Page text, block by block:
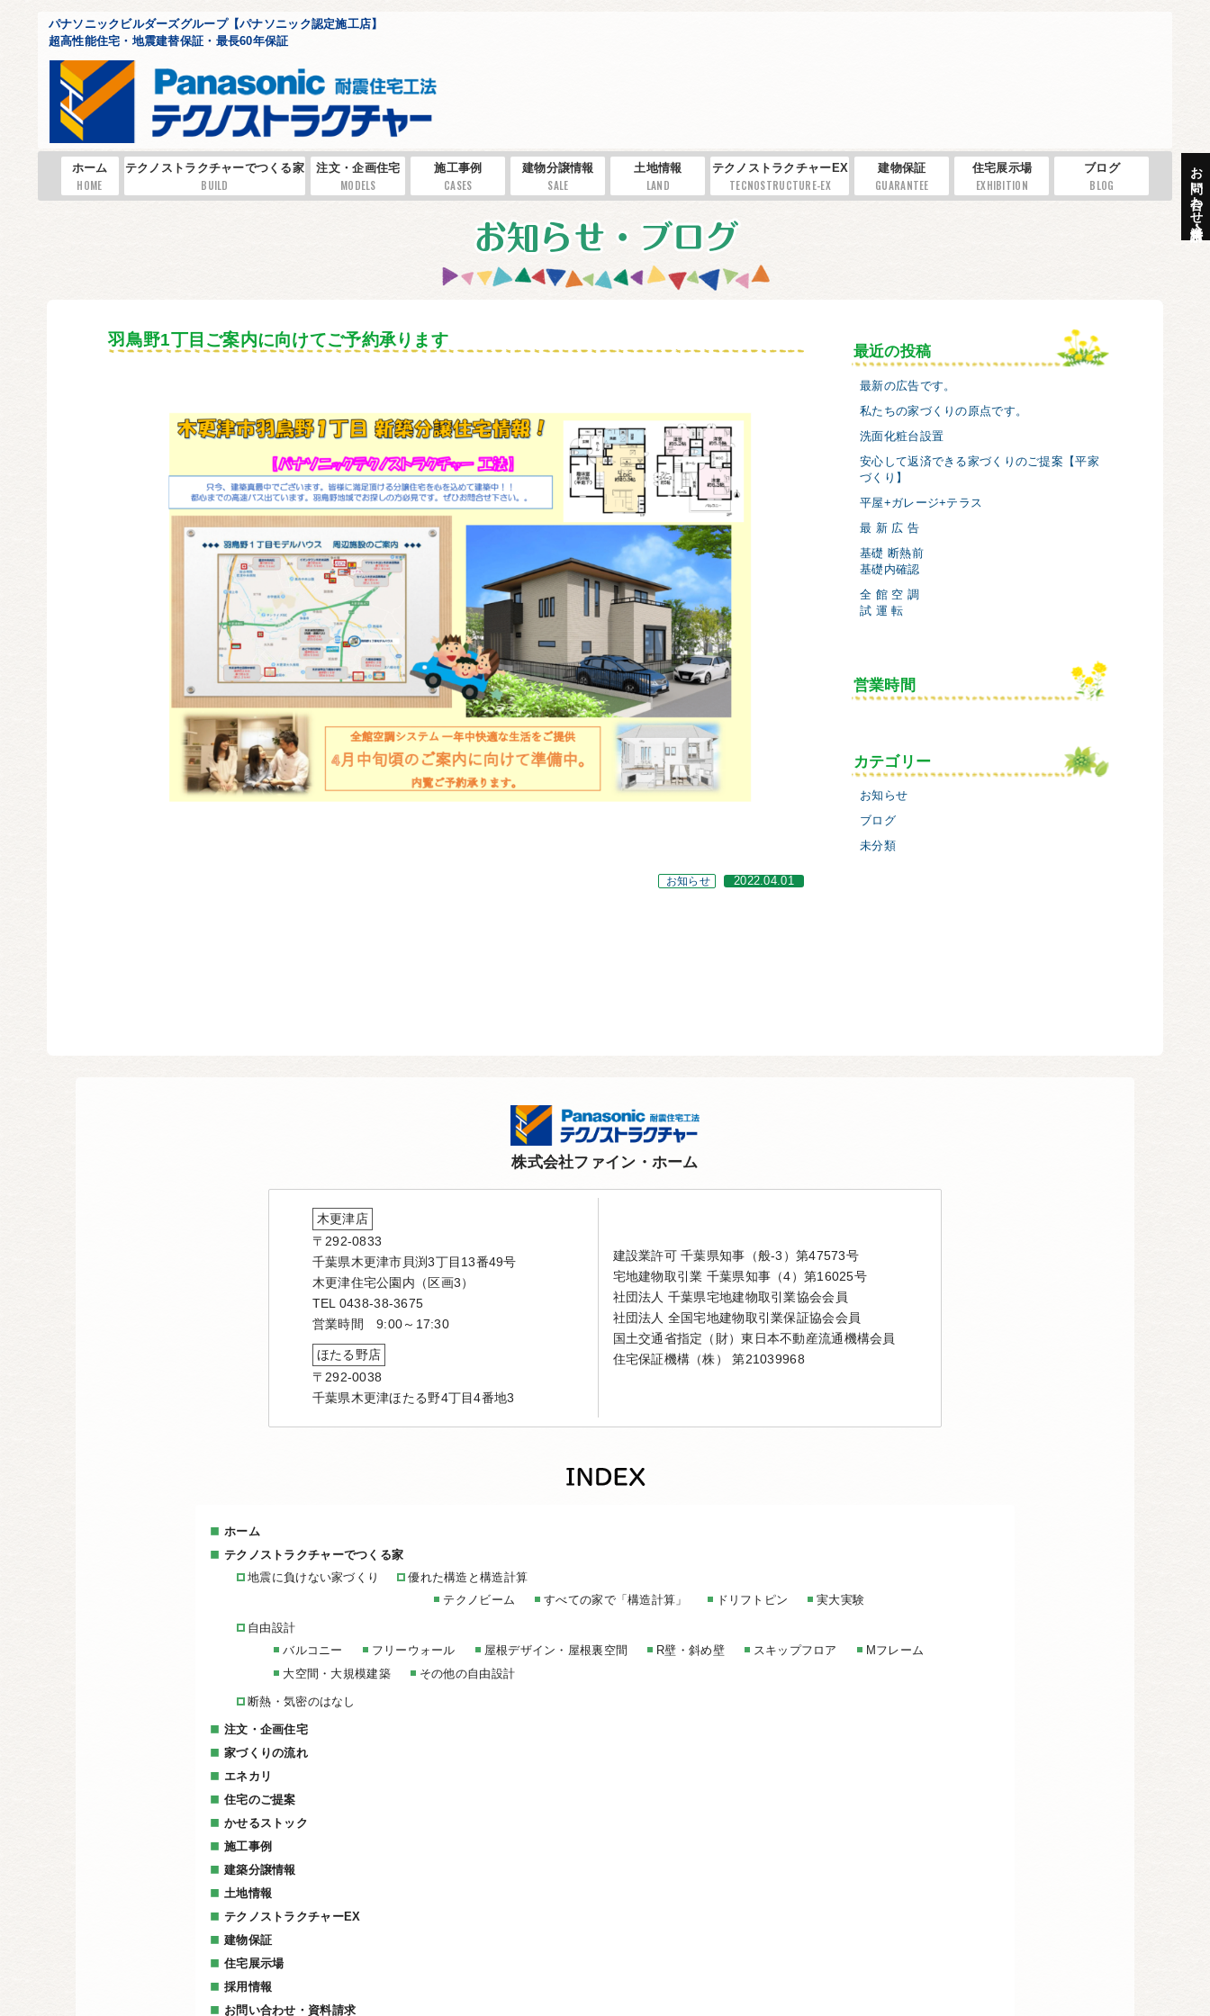
お問い合わせ・資料請求
パナソニックビルダーズグループ【パナソニック認定施工店】
超高性能住宅・地震建替保証・最長60年保証
ホーム
HOME
テクノストラクチャーでつくる家
BUILD
注文・企画住宅
MODELS
施工事例
CASES
建物分譲情報
SALE
土地情報
LAND
テクノストラクチャーEX
TECNOSTRUCTURE-EX
建物保証
GUARANTEE
住宅展示場
EXHIBITION
ブログ
BLOG
羽鳥野1丁目ご案内に向けてご予約承ります
お知らせ 2022.04.01
最近の投稿
最新の広告です。
私たちの家づくりの原点です。
洗面化粧台設置
安心して返済できる家づくりのご提案【平家
づくり】
平屋+ガレージ+テラス
最 新 広 告
基礎 断熱前
基礎内確認
全 館 空 調
試 運 転
営業時間
カテゴリー
お知らせ
ブログ
未分類
株式会社ファイン・ホーム
木更津店
〒292-0833
千葉県木更津市貝渕3丁目13番49号
木更津住宅公園内（区画3）
TEL 0438-38-3675
営業時間 9:00～17:30
ほたる野店
〒292-0038
千葉県木更津ほたる野4丁目4番地3
建設業許可 千葉県知事（般-3）第47573号
宅地建物取引業 千葉県知事（4）第16025号
社団法人 千葉県宅地建物取引業協会会員
社団法人 全国宅地建物取引業保証協会会員
国土交通省指定（財）東日本不動産流通機構会員
住宅保証機構（株） 第21039968
ホーム
テクノストラクチャーでつくる家
地震に負けない家づくり
優れた構造と構造計算
テクノビーム
すべての家で「構造計算」 ドリフトピン 実大実験
自由設計
バルコニー
フリーウォール 屋根デザイン・屋根裏空間 R壁・斜め壁 スキップフロア
Mフレーム
大空間・大規模建築
その他の自由設計
断熱・気密のはなし
注文・企画住宅
家づくりの流れ
エネカリ
住宅のご提案
かせるストック
施工事例
建築分譲情報
土地情報
テクノストラクチャーEX
建物保証
住宅展示場
採用情報
お問い合わせ・資料請求